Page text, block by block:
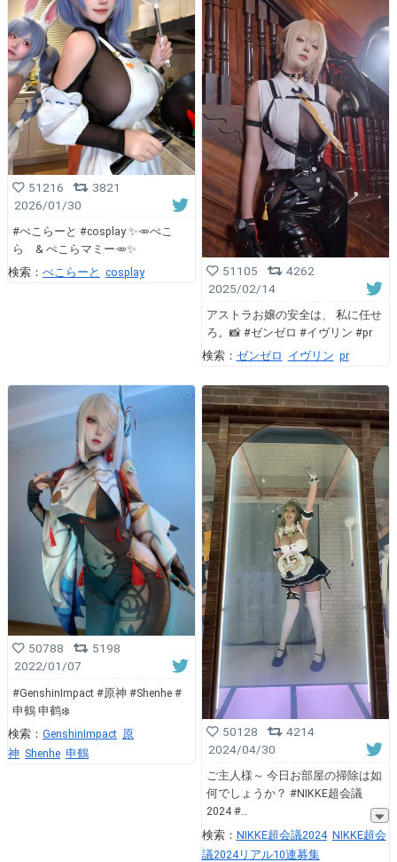
51216
3821
2026/01/30
#ぺこらーと #cosplay ✨🥕ぺこ
ら & ぺこらマミー🥕✨
検索： ぺこらーと cosplay 51105
4262
2025/02/14
アストラお嬢の安全は、 私に任せ
ろ。📸 #ゼンゼロ #イヴリン #pr
検索： ゼンゼロ イヴリン pr
50788
5198
2022/01/07
#GenshinImpact #原神 #Shenhe #
申鶴 申鹤❄️
検索： GenshinImpact 原
神 Shenhe 申鶴
50128
4214
2024/04/30
ご主人様～ 今日お部屋の掃除は如
何でしょうか？ #NIKKE超会議
2024 #
検索： NIKKE超会議2024 NIKKE超会
議2024リアル10連募集